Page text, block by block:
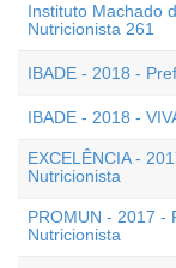
Instituto Machado
Nutricionista 261
IBADE - 2018 -
IBADE - 2018 -
EXCELÊNCIA -
Nutricionista
PROMUN - 2017 -
Nutricionista